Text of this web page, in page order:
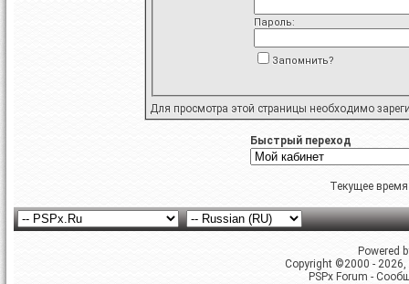
Пароль:
Запомнить?
Для просмотра этой страницы необходимо
Быстрый переход
Текущее
Powered
Copyright ©2000 -
PSPx Forum -